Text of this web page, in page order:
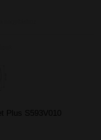
Plus S593V010